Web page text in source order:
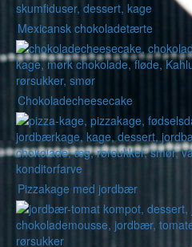
Mexicansk chokoladetærte
Chokoladecheesecake
Pizzakage med jordbær